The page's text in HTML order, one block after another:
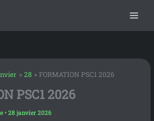
28 FORMATION PSC1 2026
PSC1 2026
•28 janvier 2026